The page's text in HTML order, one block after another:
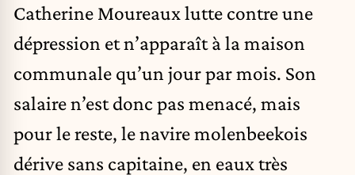
Catherine Moureaux lutte contre une
dépression et n’apparaît à la maison
communale qu’un jour par mois. Son
salaire n’est donc pas menacé, mais
pour le reste, le navire molenbeekois
dérive sans capitaine, en eaux très